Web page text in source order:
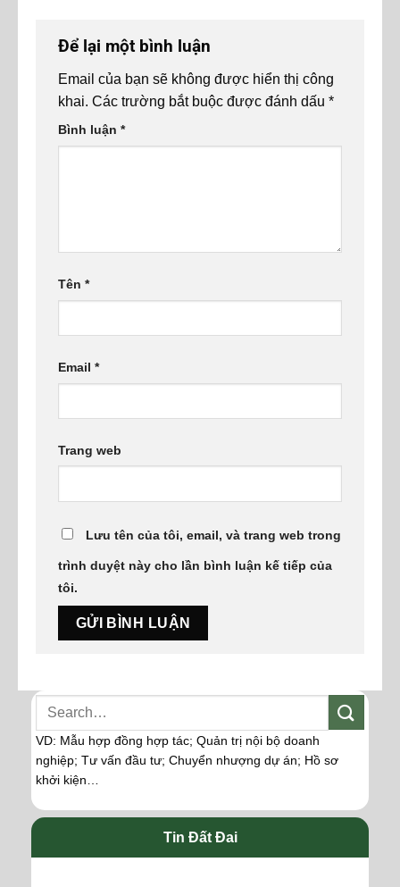
Để lại một bình luận
Email của bạn sẽ không được hiển thị công
khai. Các trường bắt buộc được đánh dấu *
Bình luận *
Tên *
Email *
Trang web
Lưu tên của tôi, email, và trang web trong
trình duyệt này cho lần bình luận kế tiếp của
tôi.
VD: Mẫu hợp đồng hợp tác; Quản trị nội bộ doanh
nghiệp; Tư vấn đầu tư; Chuyển nhượng dự án; Hồ sơ
khởi kiện…
Tin Đất Đai